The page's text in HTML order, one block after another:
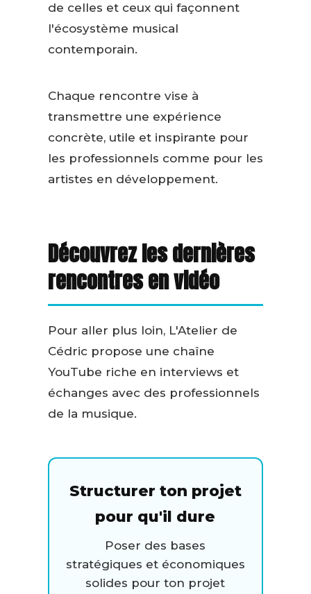
de celles et ceux qui façonnent
l'écosystème musical
contemporain.
Chaque rencontre vise à
transmettre une expérience
concrète, utile et inspirante pour
les professionnels comme pour les
artistes en développement.
Découvrez les dernières
rencontres en vidéo
Pour aller plus loin, L'Atelier de
Cédric propose une chaîne
YouTube riche en interviews et
échanges avec des professionnels
de la musique.
Structurer ton projet
pour qu'il dure
Poser des bases
stratégiques et économiques
solides pour ton projet